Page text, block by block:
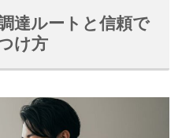
達ルートと信頼で
け方